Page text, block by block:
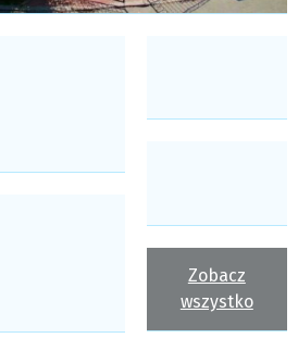
Zobacz
wszystko